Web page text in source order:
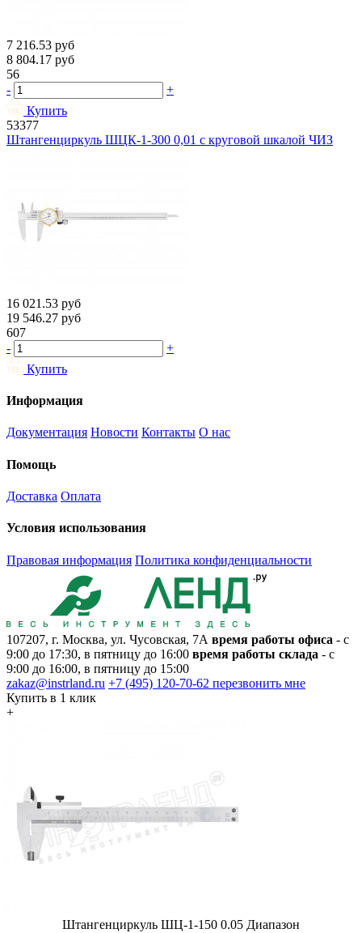
7 216.53 руб
8 804.17 руб
56
-
+
Купить
53377
Штангенциркуль ШЦК-1-300 0,01 с круговой шкалой ЧИЗ
16 021.53 руб
19 546.27 руб
607
-
+
Купить
Информация
Документация Новости Контакты О нас
Помощь
Доставка Оплата
Условия использования
Правовая информация Политика конфиденциальности
107207, г. Москва, ул. Чусовская, 7А время работы офиса - с
9:00 до 17:30, в пятницу до 16:00 время работы склада - с
9:00 до 16:00, в пятницу до 15:00
zakaz@instrland.ru +7 (495) 120-70-62 перезвонить мне
Купить в 1 клик
+
Штангенциркуль ШЦ-1-150 0.05 Диапазон